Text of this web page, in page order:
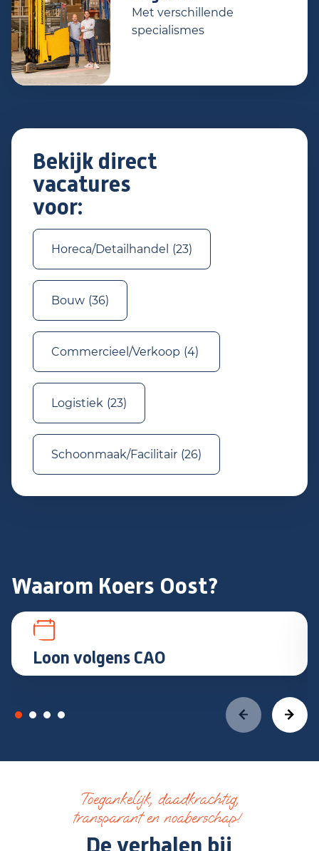
Met verschillende
specialismes
Bekijk direct
vacatures
voor:
Horeca/Detailhandel (23)
Bouw (36)
Commercieel/Verkoop (4)
Logistiek (23)
Schoonmaak/Facilitair (26)
Waarom Koers Oost?
Loon volgens CAO
Toegankelijk, daadkrachtig,
transparant en noaberschap!
De verhalen bij